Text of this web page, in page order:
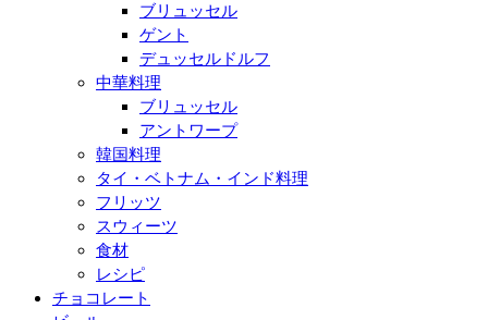
ブリュッセル
ゲント
デュッセルドルフ
中華料理
ブリュッセル
アントワープ
韓国料理
タイ・ベトナム・インド料理
フリッツ
スウィーツ
食材
レシピ
チョコレート